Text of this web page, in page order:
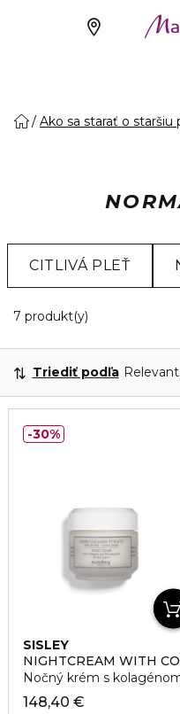
Ako sa starať o staršiu
CITLIVÁ PLEŤ
7 produkt(y)
Triediť podľa
SISLEY
NIGHTCREAM WITH
Nočný krém s
148,40 €
30%